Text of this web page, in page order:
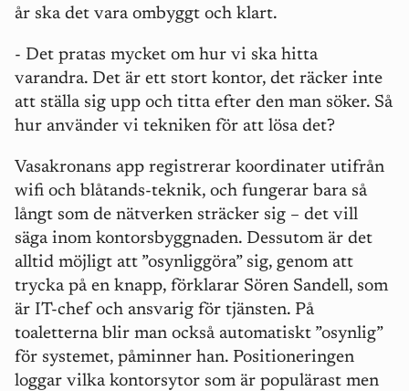
år ska det vara ombyggt och klart.
- Det pratas mycket om hur vi ska hitta
varandra. Det är ett stort kontor, det räcker inte
att ställa sig upp och titta efter den man söker. Så
hur använder vi tekniken för att lösa det?
Vasakronans app registrerar koordinater utifrån
wifi och blåtands-teknik, och fungerar bara så
långt som de nätverken sträcker sig – det vill
säga inom kontorsbyggnaden. Dessutom är det
alltid möjligt att ”osynliggöra” sig, genom att
trycka på en knapp, förklarar Sören Sandell, som
är IT-chef och ansvarig för tjänsten. På
toaletterna blir man också automatiskt ”osynlig”
för systemet, påminner han. Positioneringen
loggar vilka kontorsytor som är populärast men